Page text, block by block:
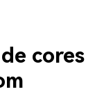
cores